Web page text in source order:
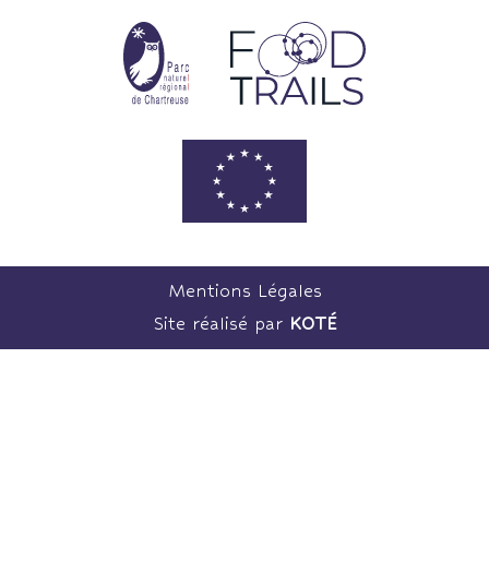
Mentions Légales
Site réalisé par KOTÉ